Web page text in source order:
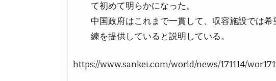
て初めて明らかになった。
中国政府はこれまで一貫して、収容施設では
練を提供していると説明している。
https://www.sankei.com/world/news/171114/